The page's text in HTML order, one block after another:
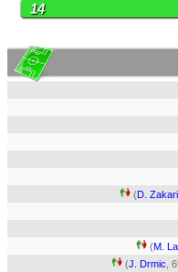
14
(D.
(M.
(J. Drmic ,